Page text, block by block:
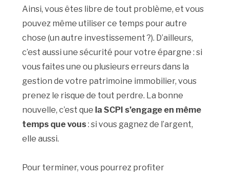
Ainsi, vous êtes libre de tout problème, et vous
pouvez même utiliser ce temps pour autre
chose (un autre investissement ?). D’ailleurs,
c’est aussi une sécurité pour votre épargne : si
vous faites une ou plusieurs erreurs dans la
gestion de votre patrimoine immobilier, vous
prenez le risque de tout perdre. La bonne
nouvelle, c’est que la SCPI s’engage en même
temps que vous: si vous gagnez de l’argent,
elle aussi.
Pour terminer, vous pourrez profiter